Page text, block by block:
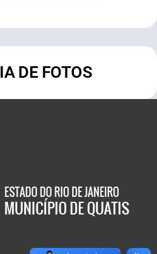
DE FOTOS